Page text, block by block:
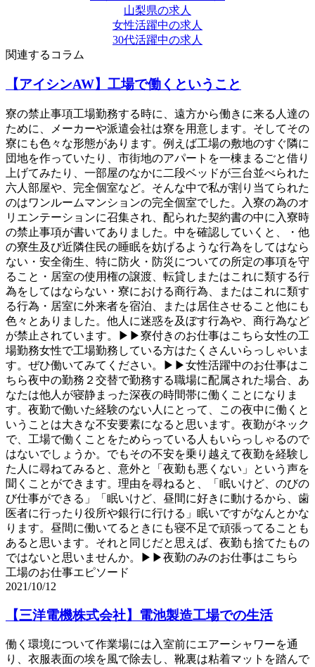
山梨県の求人
女性活躍中の求人
30代活躍中の求人
関連するコラム
【アイシンAW】工場で働くということ
寮の禁止事項工場勤務する時に、遠方から働きに来る人達の
ために、メーカーや派遣会社は寮を用意します。そしてその
寮にも色々な形態があります。例えば工場の敷地のすぐ隣に
団地を作っていたり、市街地のアパートを一棟まるごと借り
上げてみたり、一部屋のなかに二段ベッドが三台並べられた
六人部屋や、完全個室など。そんな中で私が割り当てられた
のはワンルームマンションの完全個室でした。入寮の為のオ
リエンテーションに召集され、配られた契約書の中に入寮時
の禁止事項が書いてありました。中を確認していくと、・他
の寮生及び近隣住民の睡眠を妨げるような行為をしてはなら
ない・安全衛生、特に防火・防災についての所定の事項を守
ること・居室の使用権の譲渡、転貸しまたはこれに類する行
為をしてはならない・寮における商行為、またはこれに類す
る行為・居室に外来者を宿泊、または居住させること他にも
色々とありました。他人に迷惑を及ぼす行為や、商行為など
が禁止されています。▶▶寮付きのお仕事はこちら女性の工
場勤務女性で工場勤務している方はたくさんいらっしゃいま
す。ぜひ働いてみてください。▶▶女性活躍中のお仕事はこ
ちら夜中の勤務２交替で勤務する職場に配属された場合、あ
なたは他人が寝静まった深夜の時間帯に働くことになりま
す。夜勤で働いた経験のない人にとって、この夜中に働くと
いうことは大きな不安要素になると思います。夜勤がネック
で、工場で働くことをためらっている人もいらっしゃるので
はないでしょうか。でもその不安を乗り越えて夜勤を経験し
た人に尋ねてみると、意外と「夜勤も悪くない」という声を
聞くことができます。理由を尋ねると、「眠いけど、のびの
び仕事ができる」「眠いけど、昼間に好きに動けるから、歯
医者に行ったり役所や銀行に行ける」眠いですがなんとかな
ります。昼間に働いてるときにも寝不足で頑張ってることも
あると思います。それと同じだと思えば、夜勤も捨てたもの
ではないと思いませんか。▶▶夜勤のみのお仕事はこちら
工場のお仕事エピソード
2021/10/12
【三洋電機株式会社】電池製造工場での生活
働く環境について作業場には入室前にエアーシャワーを通
り、衣服表面の埃を風で除去し、靴裏は粘着マットを踏んで